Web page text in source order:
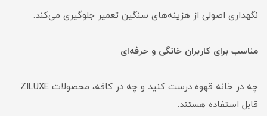
نگهداری اصولی از هزینه‌های سنگین تعمیر جلوگیری می‌کند.
مناسب برای کاربران خانگی و حرفه‌ای
چه در خانه قهوه درست کنید و چه در کافه، محصولات ZILUXE
قابل استفاده هستند.